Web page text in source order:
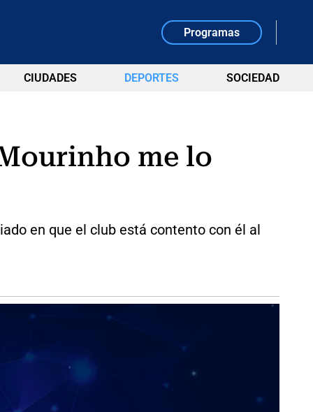
Programas
CIUDADES DEPORTES SOCIEDAD
me lo
en que el club está contento con él al